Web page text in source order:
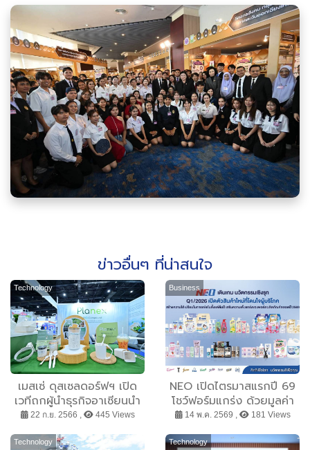
ข่าวอื่นๆ ที่น่าสนใจ
Technology
เมสเซ่ ดุสเซลดอร์ฟฯ เปิด
เวทีถกผู้นำธุรกิจอาเซียนนำ
“ESG – BCG” สร้างแบรนด์
ยั่งยืนทั้งภูมิภาค พร้อมเปิด
พื้นที่โชว์ความล้ำจาก 20
22 ก.ย. 2566 , 445 Views
Business
NEO เปิดไตรมาสแรกปี 69
โชว์ฟอร์มแกร่ง ด้วยมูลค่า
ตลาดโต 16.6% สูงกว่า
ตลาดรวมถึง 8 เท่า ชูหัวใจ
สำคัญ “ปรับตัวเร็ว-เข้าใจผู้
14 พ.ค. 2569 , 181 Views
Technology Technology